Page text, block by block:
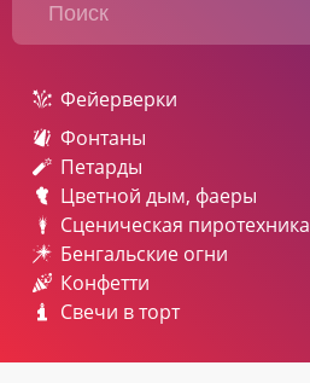
Фейерверки
Фонтаны
Петарды
Цветной дым, фаеры
Сценическая пиротехника
Бенгальские огни
Конфетти
Свечи в торт